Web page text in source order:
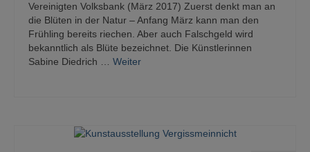
Vereinigten Volksbank (März 2017) Zuerst denkt man an
die Blüten in der Natur – Anfang März kann man den
Frühling bereits riechen. Aber auch Falschgeld wird
bekanntlich als Blüte bezeichnet. Die Künstlerinnen
Sabine Diedrich … Weiter